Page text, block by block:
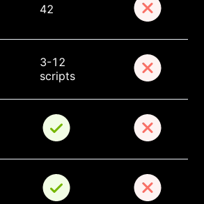
42
3-12
scripts